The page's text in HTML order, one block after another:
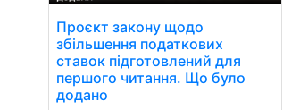
Проєкт закону щодо
збільшення податкових
ставок підготовлений для
першого читання. Що було
додано